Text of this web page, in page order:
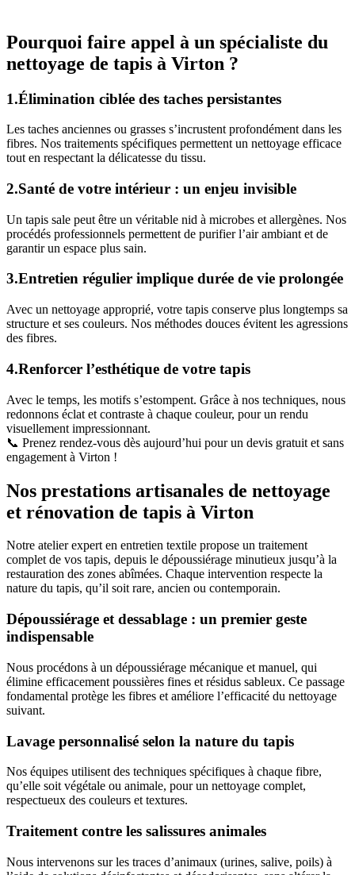
Pourquoi faire appel à un spécialiste du
nettoyage de tapis à Virton ?
1.Élimination ciblée des taches persistantes
Les taches anciennes ou grasses s’incrustent profondément dans les
fibres. Nos traitements spécifiques permettent un nettoyage efficace
tout en respectant la délicatesse du tissu.
2.Santé de votre intérieur : un enjeu invisible
Un tapis sale peut être un véritable nid à microbes et allergènes. Nos
procédés professionnels permettent de purifier l’air ambiant et de
garantir un espace plus sain.
3.Entretien régulier implique durée de vie prolongée
Avec un nettoyage approprié, votre tapis conserve plus longtemps sa
structure et ses couleurs. Nos méthodes douces évitent les agressions
des fibres.
4.Renforcer l’esthétique de votre tapis
Avec le temps, les motifs s’estompent. Grâce à nos techniques, nous
redonnons éclat et contraste à chaque couleur, pour un rendu
visuellement impressionnant.
📞 Prenez rendez-vous dès aujourd’hui pour un devis gratuit et sans
engagement à Virton !
Nos prestations artisanales de nettoyage
et rénovation de tapis à Virton
Notre atelier expert en entretien textile propose un traitement
complet de vos tapis, depuis le dépoussiérage minutieux jusqu’à la
restauration des zones abîmées. Chaque intervention respecte la
nature du tapis, qu’il soit rare, ancien ou contemporain.
Dépoussiérage et dessablage : un premier geste
indispensable
Nous procédons à un dépoussiérage mécanique et manuel, qui
élimine efficacement poussières fines et résidus sableux. Ce passage
fondamental protège les fibres et améliore l’efficacité du nettoyage
suivant.
Lavage personnalisé selon la nature du tapis
Nos équipes utilisent des techniques spécifiques à chaque fibre,
qu’elle soit végétale ou animale, pour un nettoyage complet,
respectueux des couleurs et textures.
Traitement contre les salissures animales
Nous intervenons sur les traces d’animaux (urines, salive, poils) à